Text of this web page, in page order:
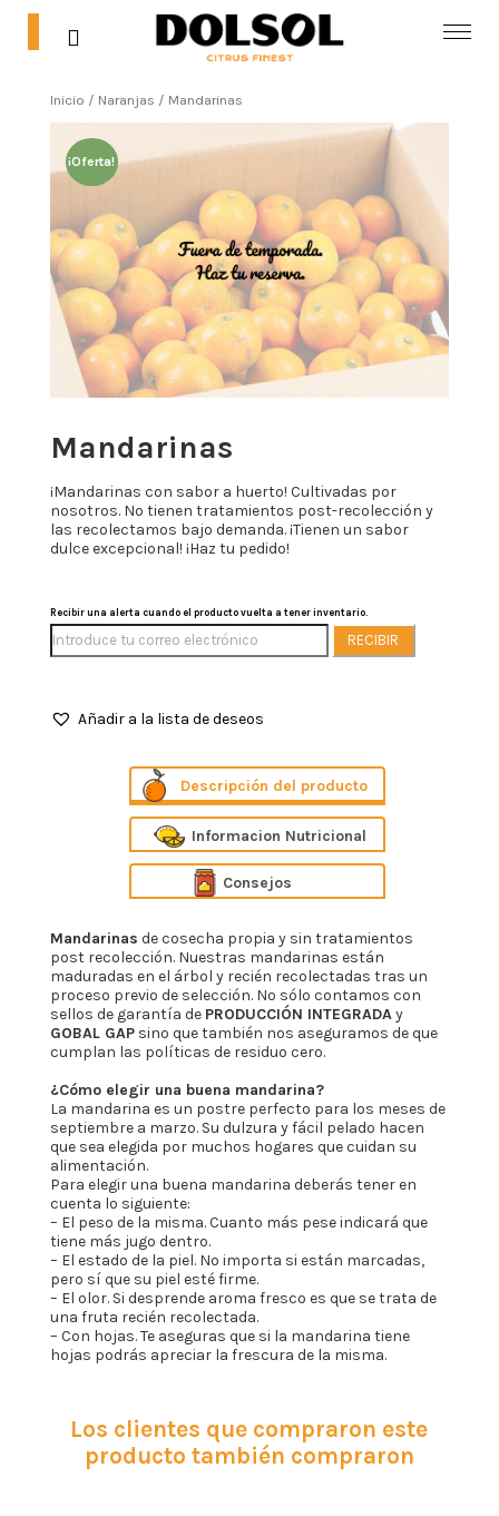
Inicio
Blog
Contacta
Mi cuenta
Inicio / Naranjas / Mandarinas
¡Oferta!
Mandarinas
¡Mandarinas con sabor a huerto! Cultivadas por
nosotros. No tienen tratamientos post-recolección y
las recolectamos bajo demanda. ¡Tienen un sabor
dulce excepcional! ¡Haz tu pedido!
Recibir una alerta cuando el producto vuelta a tener inventario.
RECIBIR
Añadir a la lista de deseos
Descripción
Informacion Nutricional
Consejos
Mandarinas de cosecha propia y sin tratamientos
post recolección. Nuestras mandarinas están
maduradas en el árbol y recién recolectadas tras un
proceso previo de selección. No sólo contamos con
sellos de garantía de PRODUCCIÓN INTEGRADAy
GOBAL GAPsino que también nos aseguramos de que
cumplan las políticas de residuo cero.
¿Cómo elegir una buena mandarina?
La mandarina es un postre perfecto para los meses de
septiembre a marzo. Su dulzura y fácil pelado hacen
que sea elegida por muchos hogares que cuidan su
alimentación.
Para elegir una buena mandarina deberás tener en
cuenta lo siguiente:
– El peso de la misma. Cuanto más pese indicará que
tiene más jugo dentro.
– El estado de la piel. No importa si están marcadas,
pero sí que su piel esté firme.
– El olor. Si desprende aroma fresco es que se trata de
una fruta recién recolectada.
– Con hojas. Te aseguras que si la mandarina tiene
hojas podrás apreciar la frescura de la misma.
Los clientes que compraron este
producto también compraron